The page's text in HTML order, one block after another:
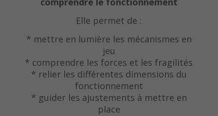
Elle permet de :
* mettre en lumière les mécanismes en
jeu
* comprendre les forces et les fragilités
* relier les différentes dimensions du
fonctionnement
* guider les ajustements à mettre en
place